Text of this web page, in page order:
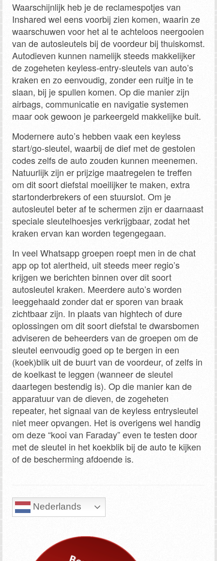
Waarschijnlijk heb je de reclamespotjes van
Inshared wel eens voorbij zien komen, waarin ze
waarschuwen voor het al te achteloos neergooien
van de autosleutels bij de voordeur bij thuiskomst.
Autodieven kunnen namelijk steeds makkelijker
de zogeheten keyless-entry-sleutels van auto’s
kraken en zo eenvoudig, zonder een ruitje in te
slaan, bij je spullen komen. Op die manier zijn
airbags, communicatie en navigatie systemen
maar ook gewoon je parkeergeld makkelijke buit.
Modernere auto’s hebben vaak een keyless
start/go-sleutel, waarbij de dief met de gestolen
codes zelfs de auto zouden kunnen meenemen.
Natuurlijk zijn er prijzige maatregelen te treffen
om dit soort diefstal moeilijker te maken, extra
startonderbrekers of een stuurslot. Om je
autosleutel beter af te schermen zijn er daarnaast
speciale sleutelhoesjes verkrijgbaar, zodat het
kraken ervan kan worden tegengegaan.
In veel Whatsapp groepen roept men in de chat
app op tot alertheid, uit steeds meer regio’s
krijgen we berichten binnen over dit soort
autosleutel kraken. Meerdere auto’s worden
leeggehaald zonder dat er sporen van braak
zichtbaar zijn. In plaats van hightech of dure
oplossingen om dit soort diefstal te dwarsbomen
adviseren de beheerders van de groepen om de
sleutel eenvoudig goed op te bergen in een
(koek)blik uit de buurt van de voordeur, of zelfs in
de koelkast te leggen (wanneer de sleutel
daartegen bestendig is). Op die manier kan de
apparatuur van de dieven, de zogeheten
repeater, het signaal van de keyless entrysleutel
niet meer opvangen. Het is overigens wel handig
om deze “kooi van Faraday” even te testen door
met de sleutel in het koekblik bij de auto te kijken
of de bescherming afdoende is.
Nederlands